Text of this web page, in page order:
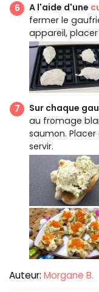
A l'aide d'une
fermer le
appareil,
Sur chaque
au fromage
saumon. Placer
servir.
Auteur: Morgane B.